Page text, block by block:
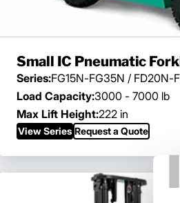
Small IC Pneumatic
Series:FG15N-FG35N / FD20N-
Load Capacity:3000 - 7000 lb
Max Lift Height:222 in
View Series Request a Quote